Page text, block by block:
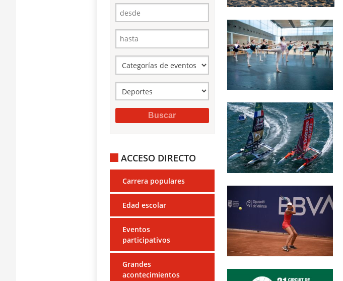
ACCESO DIRECTO
Carrera populares
Edad escolar
Eventos
participativos
Grandes
acontecimientos